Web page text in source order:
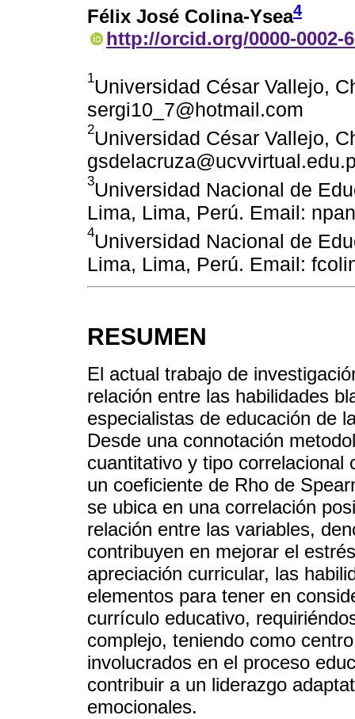
Félix José Colina-Ysea4
http://orcid.org/0000-0002-
1Universidad César Vallejo,
sergi10_7@hotmail.com
2Universidad César Vallejo,
3Universidad Nacional de
Lima, Lima, Perú. Email:
4Universidad Nacional de
Lima, Lima, Perú. Email:
RESUMEN
El actual trabajo de
relación entre las habilidades
especialistas de educación de
Desde una connotación
cuantitativo y tipo correlacional
un coeficiente de Rho de
se ubica en una correlación
relación entre las variables,
contribuyen en mejorar el
apreciación curricular, las
elementos para tener en
currículo educativo,
complejo, teniendo como
involucrados en el proceso
contribuir a un liderazgo
emocionales.